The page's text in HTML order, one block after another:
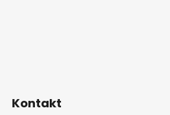
Kontakt